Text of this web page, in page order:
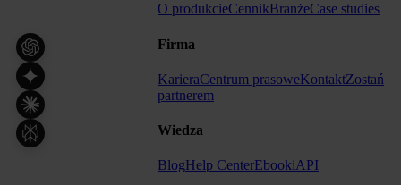
O produkcieCennikBranżeCase studies
Firma
KarieraCentrum prasoweKontaktZostań
partnerem
Wiedza
BlogHelp CenterEbookiAPI